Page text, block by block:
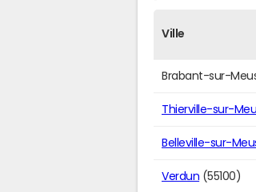
Ville
Brabant-sur-
Thierville-sur-
Belleville-sur-
Verdun (55100)